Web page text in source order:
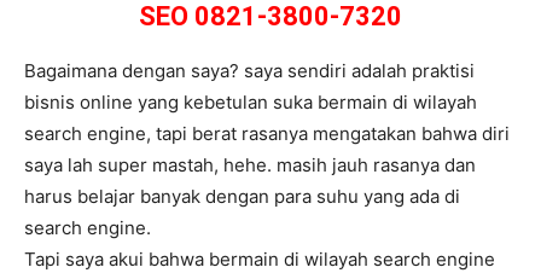
SEO 0821-3800-7320
Bagaimana dengan saya? saya sendiri adalah praktisi
bisnis online yang kebetulan suka bermain di wilayah
search engine, tapi berat rasanya mengatakan bahwa diri
saya lah super mastah, hehe. masih jauh rasanya dan
harus belajar banyak dengan para suhu yang ada di
search engine.
Tapi saya akui bahwa bermain di wilayah search engine